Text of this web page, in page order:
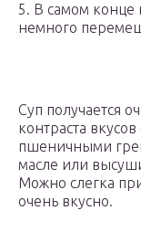
5. В самом конце
немного
Суп получается
контраста
пшеничными
масле или
Можно слегка
очень вкусно.